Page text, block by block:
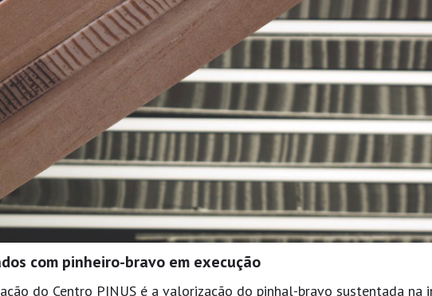
com pinheiro-bravo em execução
do Centro PINUS é a valorização do pinhal-bravo sustentada na